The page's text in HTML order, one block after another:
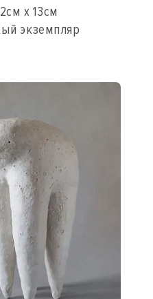
x 13см
экземпляр